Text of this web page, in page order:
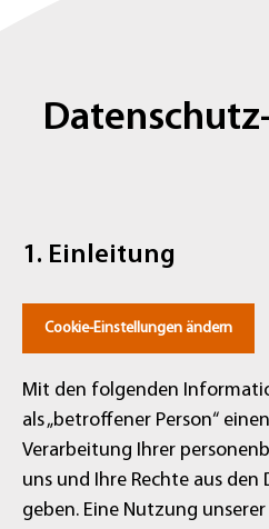
1. Einleitung
Cookie-Einstellungen ändern
Mit den folgenden
als „betroffener Person“
Verarbeitung Ihrer
uns und Ihre Rechte aus
geben. Eine Nutzung